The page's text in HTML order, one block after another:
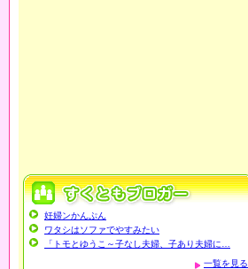
妊婦ンかんぷん
ワタシはソファでやすみたい
「トモとゆうこ～子なし夫婦、子あり夫婦に…
一覧を見る